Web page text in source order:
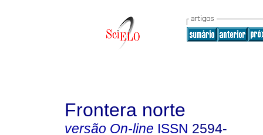
Frontera norte
versão On-line ISSN 2594-